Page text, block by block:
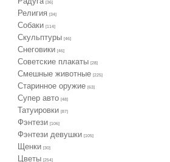
[36]
Религия [34]
Собаки [114]
Скульптуры [46]
Снеговики [46]
Советские плакаты [28]
Смешные животные [225]
Старинное оружие [63]
Супер авто [48]
Татуировки [87]
Фэнтези [106]
Фэнтези девушки [105]
Щенки [30]
Цветы [254]